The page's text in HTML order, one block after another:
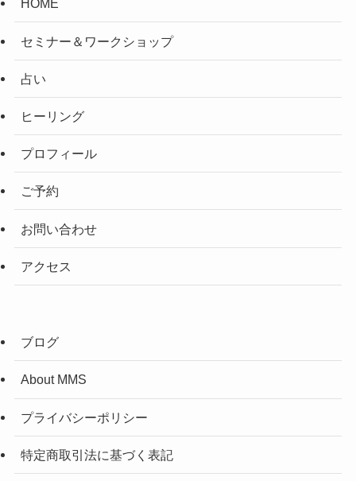
HOME
セミナー＆ワークショップ
占い
ヒーリング
プロフィール
ご予約
お問い合わせ
アクセス
ブログ
About MMS
プライバシーポリシー
特定商取引法に基づく表記